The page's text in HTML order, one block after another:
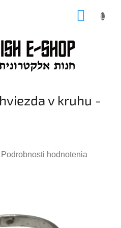
v kruhu -
Podrobnosti hodnotenia